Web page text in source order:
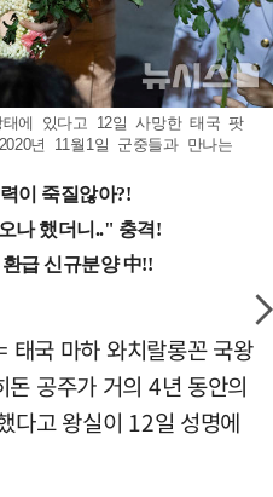
태에 있다고 12일 사망한 태국 팟
년 11월1일 군중들과 만나는
태국 마하 와치랄롱꼰 국왕
공주가 거의 4년 동안의
다고 왕실이 12일 성명에